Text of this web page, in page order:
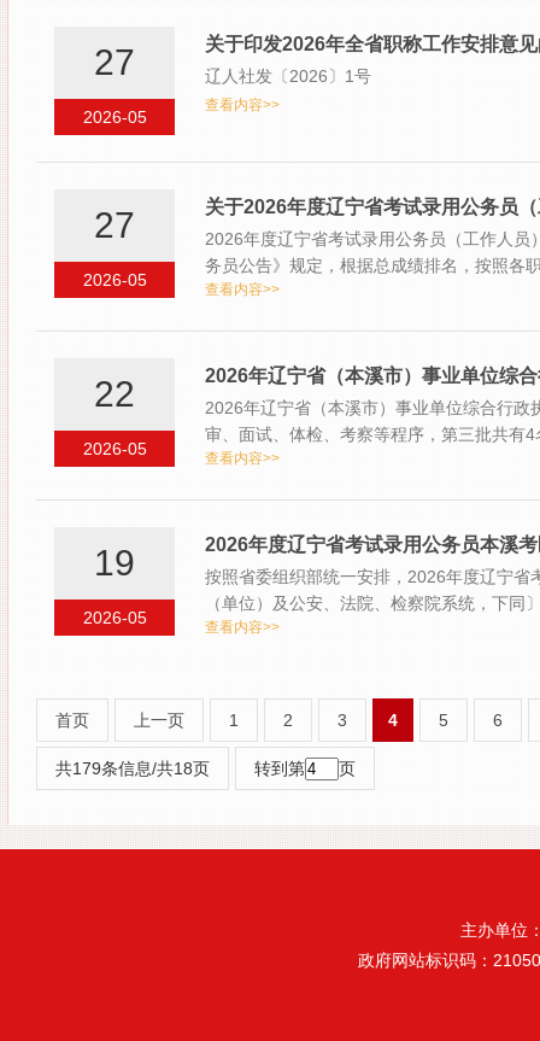
2026-05
27 关于印发2026年全省职称工作安排意
辽人社发〔2026〕1号
查看内容>>
2026-05
27 关于2026年度辽宁省考试录用公务员
2026年度辽宁省考试录用公务员（工作人
务员公告》规定，根据总成绩排名，按照各
人员…
查看内容>>
2026-05
22 2026年辽宁省（本溪市）事业单位综
2026年辽宁省（本溪市）事业单位综合行
审、面试、体检、考察等程序，第三批共有
作日，请…
查看内容>>
2026-05
19 2026年度辽宁省考试录用公务员本溪
按照省委组织部统一安排，2026年度辽宁
（单位）及公安、法院、检察院系统，下
查看内容>>
首页 上一页 1 2 3 4 5 6
共179条信息/共18页 转到第 页
主办单位
政府网站标识码：